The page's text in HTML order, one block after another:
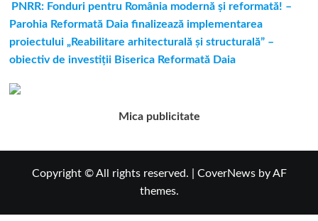
PNRR: Fonduri pentru România modernă și reformată! –
Parohia Reformată Daia finalizează implementarea
proiectului „Reabilitare arhitecturală și structurală” –
obiectiv de investiții Biserica Reformată Daia
Mica publicitate
Copyright © All rights reserved. CoverNewsby AF
themes.